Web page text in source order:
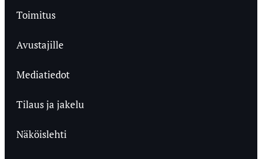
Toimitus
Avustajille
Mediatiedot
Tilaus ja jakelu
Näköislehti